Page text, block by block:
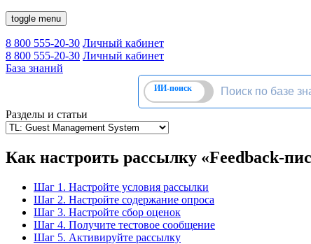
toggle menu
8 800 555-20-30 Личный кабинет
8 800 555-20-30 Личный кабинет
База знаний
Разделы и статьи
Как настроить рассылку «Feedback-
Шаг 1. Настройте условия рассылки
Шаг 2. Настройте содержание опроса
Шаг 3. Настройте сбор оценок
Шаг 4. Получите тестовое сообщение
Шаг 5. Активируйте рассылку